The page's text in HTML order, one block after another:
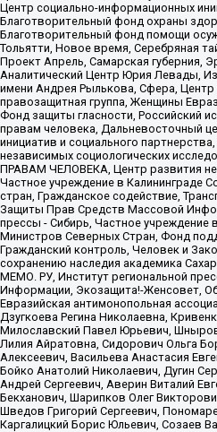
Центр социально-информационных
Благотворительный фонд охраны
Благотворительный фонд помощи
Тольятти, Новое время, Серебряная
Проект Апрель, Самарская губерния,
Аналитический Центр Юрия Левады,
имени Андрея Рылькова, Сфера,
правозащитная группа, Женщины
Фонд защиты гласности, Российский
правам человека, Дальневосточный
инициатив и социального
независимых социологических
ПРАВАМ ЧЕЛОВЕКА, Центр развития
Частное учреждение в Калининграде
стран, Гражданское содействие,
Защиты Прав Средств Массовой
прессы - Сибирь, Частное учреждение
Министров Северных Стран, Фонд
Гражданский контроль, Человек и
сохранению наследия академика
МЕМО. РУ, Институт региональной
Информации, Экозащита!-Женсовет,
Евразийская антимонопольная
Дзугкоева Регина Николаевна,
Милославский Павел Юрьевич,
Лилия Айратовна, Сидорович Ольга
Алексеевич, Васильева Анастасия
Бойко Анатолий Николаевич, Дугин
Андрей Сергеевич, Аверин Виталий
Бекханович, Шарипков Олег
Шведов Григорий Сергеевич,
Каргалицкий Борис Юльевич, Созаев